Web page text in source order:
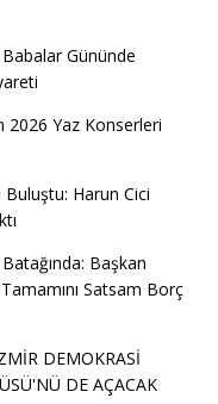
Gününde
2026 Yaz Konserleri
Buluştu: Harun Cici
Başkan
Tamamını Satsam Borç
DEMOKRASİ
DE AÇACAK